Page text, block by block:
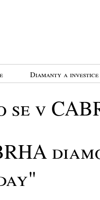
Diamanty a investice
se v